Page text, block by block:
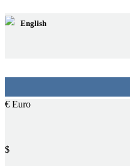
English
€ Euro
$